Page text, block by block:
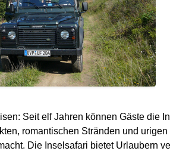
Seit elf Jahren können Gäste die
romantischen Stränden und
Die Inselsafari bietet Urlaubern